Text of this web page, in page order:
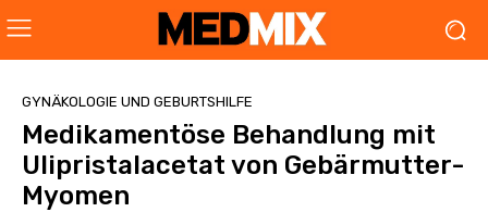
GYNÄKOLOGIE UND GEBURTSHILFE
Medikamentöse Behandlung mit
Ulipristalacetat von Gebärmutter-
Myomen